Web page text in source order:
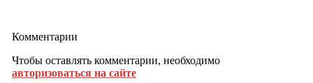
Комментарии
Чтобы оставлять комментарии, необходимо
авторизоваться на сайте